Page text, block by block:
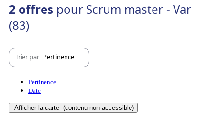
2 offres pour Scrum master - Var
(83)
Trier par Pertinence
Pertinence
Date
Afficher la carte (contenu non-accessible)